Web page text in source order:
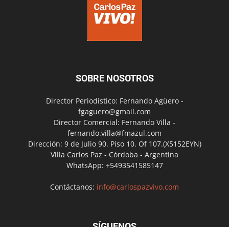
SOBRE NOSOTROS
Director Periodístico: Fernando Agüero -
fgaguero@gmail.com
Director Comercial: Fernando Villa -
fernando.villa@fmazul.com
Dirección: 9 de Julio 90. Piso 10. Of 107.(X5152EYN)
Villa Carlos Paz - Córdoba - Argentina
WhatsApp: +5493541585147
Contáctanos: info@carlospazvivo.com